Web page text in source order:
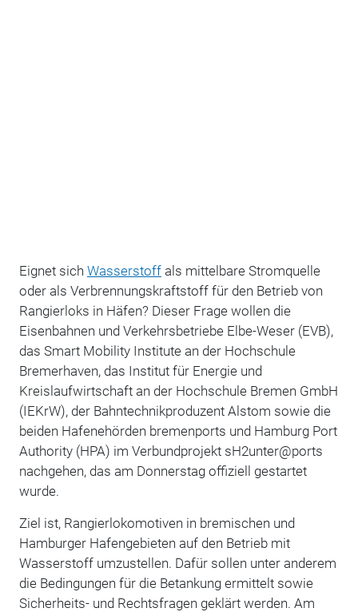
Eignet sich Wasserstoffals mittelbare Stromquelle
oder als Verbrennungskraftstoff für den Betrieb von
Rangierloks in Häfen? Dieser Frage wollen die
Eisenbahnen und Verkehrsbetriebe Elbe-Weser (EVB),
das Smart Mobility Institute an der Hochschule
Bremerhaven, das Institut für Energie und
Kreislaufwirtschaft an der Hochschule Bremen GmbH
(IEKrW), der Bahntechnikproduzent Alstom sowie die
beiden Hafenehörden bremenports und Hamburg Port
Authority (HPA) im Verbundprojekt sH2unter@ports
nachgehen, das am Donnerstag offiziell gestartet
wurde.
Ziel ist, Rangierlokomotiven in bremischen und
Hamburger Hafengebieten auf den Betrieb mit
Wasserstoff umzustellen. Dafür sollen unter anderem
die Bedingungen für die Betankung ermittelt sowie
Sicherheits- und Rechtsfragen geklärt werden. Am